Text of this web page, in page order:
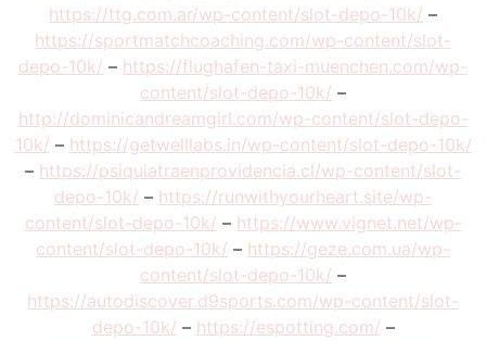
https://ttg.com.ar/wp-content/slot-depo-10k/ –
https://sportmatchcoaching.com/wp-content/slot-
depo-10k/ – https://flughafen-taxi-muenchen.com/wp-
content/slot-depo-10k/ –
http://dominicandreamgirl.com/wp-content/slot-depo-
10k/ – https://getwelllabs.in/wp-content/slot-depo-10k/
– https://psiquiatraenprovidencia.cl/wp-content/slot-
depo-10k/ – https://runwithyourheart.site/wp-
content/slot-depo-10k/ – https://www.vignet.net/wp-
content/slot-depo-10k/ – https://geze.com.ua/wp-
content/slot-depo-10k/ –
https://autodiscover.d9sports.com/wp-content/slot-
depo-10k/ – https://espotting.com/ –